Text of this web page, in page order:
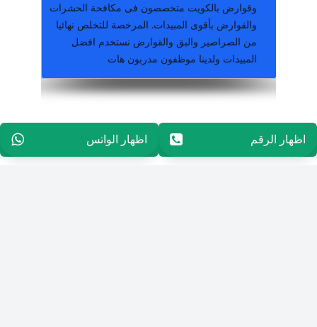
وقوارض بالكويت متخصصون فى مكافحة الحشرات
والقوارض بأقوى المبيدات. المرخصة للتخلص نهائيا
من الصراصير والبق والقوارض نستخدم افضل
المبيدات ولدينا موظفون مدربون هات
اظهار الرقم96565594848 اظهار الواتس96565594848